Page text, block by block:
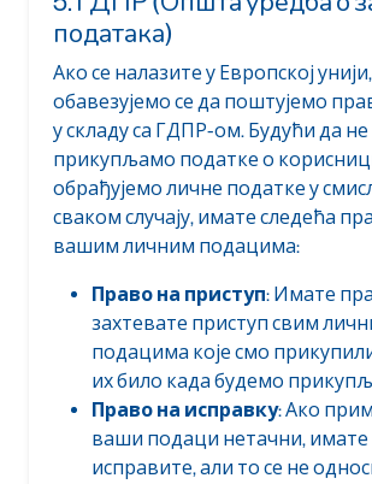
података)
Ако се налазите у Европској унији,
обавезујемо се да поштујемо
у складу са ГДПР-ом. Будући да не
прикупљамо податке о
обрађујемо личне податке у
сваком случају, имате следећа
вашим личним подацима:
Право на приступ: Имате
захтевате приступ свим
подацима које смо
их било када будемо
Право на исправку: Ако
ваши подаци нетачни, имате
исправите, али то се не